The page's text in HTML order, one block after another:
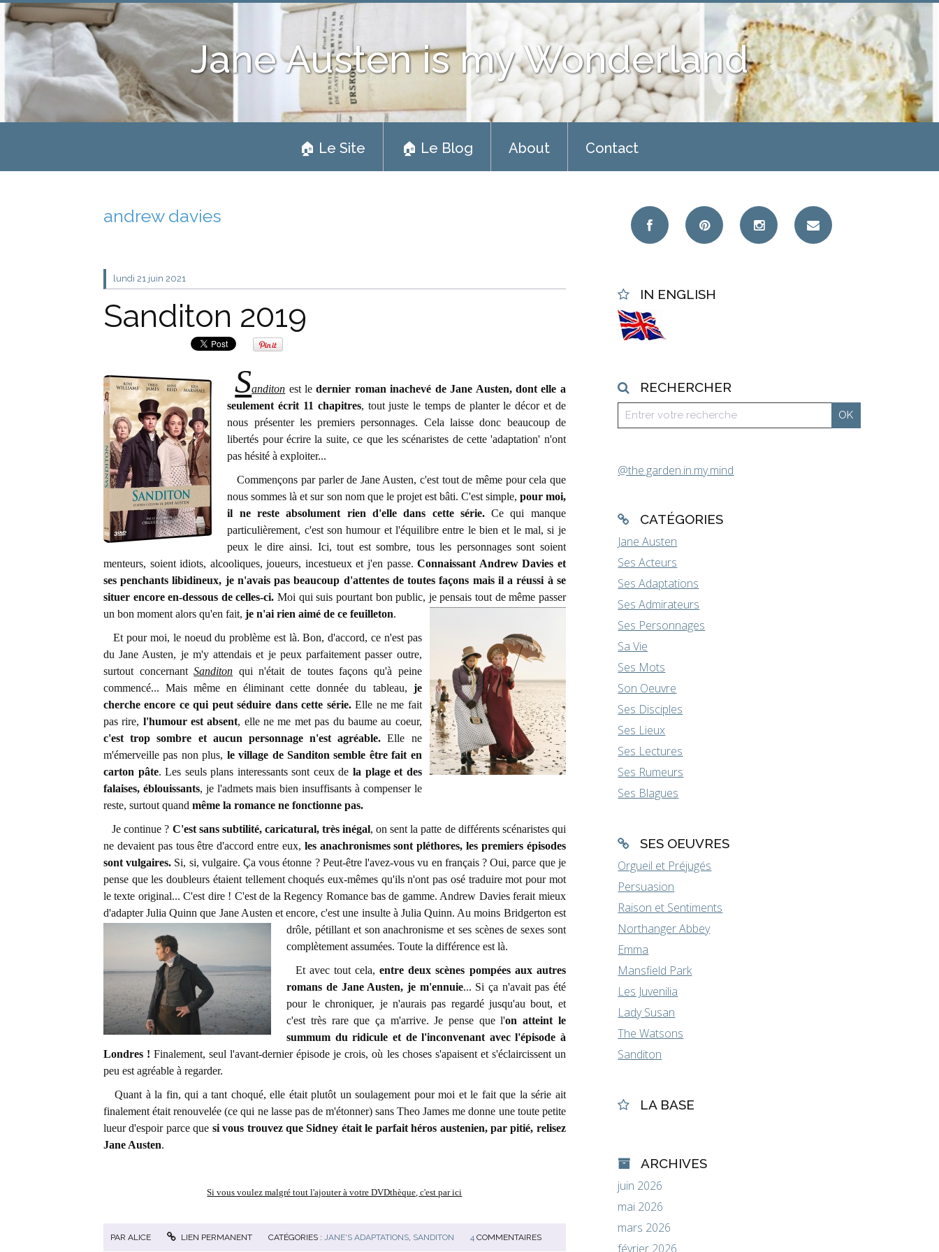
Jane Austen is my Wonderland
🏠 Le Site 🏠 Le Blog About Contact
andrew davies
lundi 21 juin 2021
Sanditon 2019
Sanditon est ledernier roman inachevé de Jane Austen, dont elle a
seulement écrit 11 chapitres, tout juste le temps de planter le décor et de
nous présenter les premiers personnages. Cela laisse donc beaucoup de
libertés pour écrire la suite, ce que les scénaristes de cette 'adaptation' n'ont
pas hésité à exploiter...
Commençons par parler de Jane Austen, c'est tout de même pour cela que
nous sommes là et sur son nom que le projet est bâti. C'est simple, pour moi,
il ne reste absolument rien d'elle dans cette série.Ce qui manque
particulièrement, c'est son humour et l'équilibre entre le bien et le mal, si je
peux le dire ainsi. Ici, tout est sombre, tous les personnages sont soient
menteurs, soient idiots, alcooliques, joueurs, incestueux et j'en passe.Connaissant Andrew Davies et
ses penchants libidineux, je n'avais pas beaucoup d'attentes de toutes façons mais il a réussi à se
situer encore en-dessous de celles-ci. Moi qui suis pourtant bon public, je pensais tout de même passer
un bon moment alors qu'en fait, je n'ai rien aimé de ce feuilleton.
Et pour moi, le noeud du problème est là. Bon, d'accord, ce n'est pas
du Jane Austen, je m'y attendais et je peux parfaitement passer outre,
surtout concernantSanditon qui n'était de toutes façons qu'à peine
commencé... Mais même en éliminant cette donnée du tableau, je
cherche encore ce qui peut séduire dans cette série.Elle ne me fait
pas rire, l'humour est absent, elle ne me met pas du baume au coeur,
c'est trop sombre et aucun personnage n'est agréable.Elle ne
m'émerveille pas non plus, le village de Sanditon semble être fait en
carton pâte. Les seuls plans interessants sont ceux de la plage et des
falaises, éblouissants, je l'admets mais bien insuffisants à compenser le
reste, surtout quand même la romance ne fonctionne pas.
Je continue ? C'est sans subtilité, caricatural, très inégal, on sent la patte de différents scénaristes qui
ne devaient pas tous être d'accord entre eux, les anachronismes sont pléthores, les premiers épisodes
sont vulgaires. Si, si, vulgaire. Ça vous étonne ? Peut-être l'avez-vous vu en français ? Oui, parce que je
pense que les doubleurs étaient tellement choqués eux-mêmes qu'ils n'ont pas osé traduire mot pour mot
le texte original... C'est dire ! C'est de la Regency Romance bas de gamme. Andrew Davies ferait mieux
d'adapter Julia Quinn que Jane Austen et encore, c'est une insulte à Julia Quinn. Au moins Bridgerton est
drôle, pétillant et sonanachronisme et ses scènes de sexes sont
complètement assumées. Toute la différence est là.
Et avec tout cela,entre deux scènes pompées aux autres
romans de Jane Austen, je m'ennuie... Si ça n'avait pas été
pour le chroniquer, je n'aurais pas regardé jusqu'au bout, et
c'est très rare que ça m'arrive. Je pense que l'on atteint le
summum du ridicule et de l'inconvenant avec l'épisode à
Londres ! Finalement, seul l'avant-dernier épisode je crois, où les choses s'apaisent et s'éclaircissent un
peu est agréable à regarder.
Quant à la fin, qui a tant choqué, elle était plutôt un soulagement pour moi et le fait que la série ait
finalement était renouvelée (ce qui ne lasse pas de m'étonner) sans Theo James me donne une toute petite
lueur d'espoir parce que si vous trouvez que Sidney était le parfait héros austenien, par pitié, relisez
Jane Austen.
Si vous voulez malgré tout l'ajouter à votre DVDthèque, c'est par ici
PAR ALICE LIEN PERMANENT CATÉGORIES : JANE'S ADAPTATIONS SANDITON 4 COMMENTAIRES
IN ENGLISH
RECHERCHER
@the.garden.in.my.mind
CATÉGORIES
Jane Austen
Ses Acteurs
Ses Adaptations
Ses Admirateurs
Ses Personnages
Sa Vie
Ses Mots
Son Oeuvre
Ses Disciples
Ses Lieux
Ses Lectures
Ses Rumeurs
Ses Blagues
SES OEUVRES
Orgueil et Préjugés
Persuasion
Raison et Sentiments
Northanger Abbey
Emma
Mansfield Park
Les Juvenilia
Lady Susan
The Watsons
Sanditon
LA BASE
ARCHIVES
juin 2026
mai 2026
mars 2026
février 2026